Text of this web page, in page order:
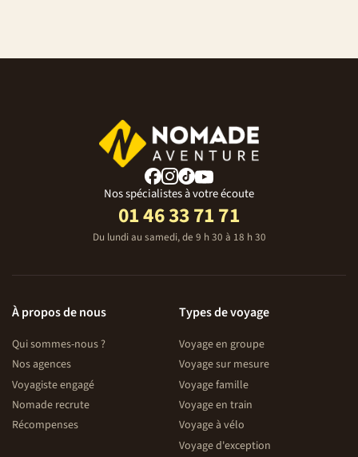
Nos spécialistes à votre écoute
01 46 33 71 71
Du lundi au samedi, de 9 h 30 à 18 h 30
À propos de nous
Qui sommes-nous ?
Nos agences
Voyagiste engagé
Nomade recrute
Récompenses
Types de voyage
Voyage en groupe
Voyage sur mesure
Voyage famille
Voyage en train
Voyage à vélo
Voyage d'exception